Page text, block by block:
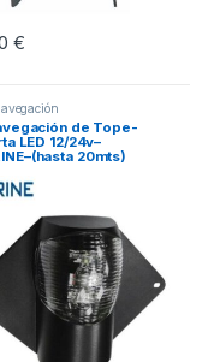
25,00 € hasta
opciones se pueden
€
de Tope-
LED 12/24v–
20mts)